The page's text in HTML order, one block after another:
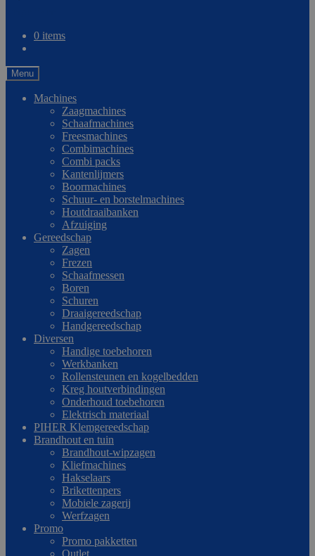
0 items
Menu
Machines
Zaagmachines
Schaafmachines
Freesmachines
Combimachines
Combi packs
Kantenlijmers
Boormachines
Schuur- en borstelmachines
Houtdraaibanken
Afzuiging
Gereedschap
Zagen
Frezen
Schaafmessen
Boren
Schuren
Draaigereedschap
Handgereedschap
Diversen
Handige toebehoren
Werkbanken
Rollensteunen en kogelbedden
Kreg houtverbindingen
Onderhoud toebehoren
Elektrisch materiaal
PIHER Klemgereedschap
Brandhout en tuin
Brandhout-wipzagen
Kliefmachines
Hakselaars
Brikettenpers
Mobiele zagerij
Werfzagen
Promo
Promo pakketten
Outlet